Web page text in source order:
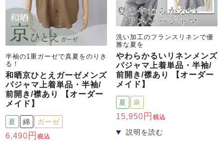
春 夏 秋
ボーイズパジャマ
売れ筋ランキング
- Item Ranking -
新着商品
すべての生地一覧はこちら
目的別でさがす一覧はこちら
前開き かぶり スリーパー
作務衣
羽織・バスロ
ーブ
ズボン単品
半袖の1重ガーゼで真夏をのりき
る！
和晒京ひとえガーゼメンズ
パジャマ上着単品・半袖/
前開き/襟あり 【オーダー
メイド】
夏 綿 ガーゼ
6,490 税込
洗い加工のフランスリネンで優
雅な夏を
やわらかるいリネンメンズ
パジャマ上着単品・半袖/
前開き/襟あり 【オーダー
メイド】
夏 麻
15,950 税込